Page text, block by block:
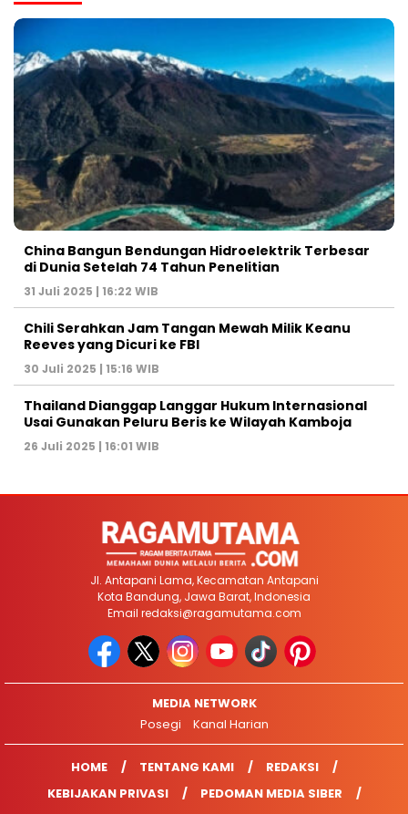
China Bangun Bendungan Hidroelektrik Terbesar
di Dunia Setelah 74 Tahun Penelitian
31 Juli 2025 | 16:22 WIB
Chili Serahkan Jam Tangan Mewah Milik Keanu
Reeves yang Dicuri ke FBI
30 Juli 2025 | 15:16 WIB
Thailand Dianggap Langgar Hukum Internasional
Usai Gunakan Peluru Beris ke Wilayah Kamboja
26 Juli 2025 | 16:01 WIB
Jl. Antapani Lama, Kecamatan Antapani
Kota Bandung, Jawa Barat, Indonesia
Email redaksi@ragamutama.com
MEDIA NETWORK
Posegi
Kanal Harian
HOME TENTANG KAMI
REDAKSI
KEBIJAKAN PRIVASI
PEDOMAN MEDIA SIBER